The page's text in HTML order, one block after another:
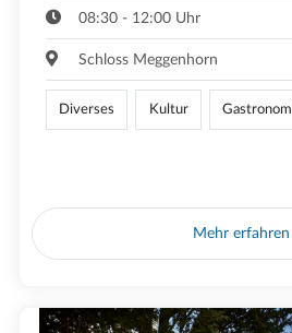
08:30 - 12:00 Uhr
Schloss Meggenhorn
Diverses Kultur
Mehr erfahren